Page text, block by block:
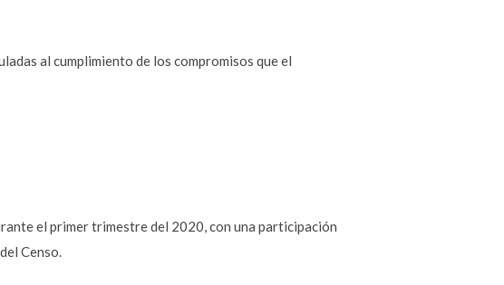
al cumplimiento de los compromisos que el
el primer trimestre del 2020, con una participación
Censo.